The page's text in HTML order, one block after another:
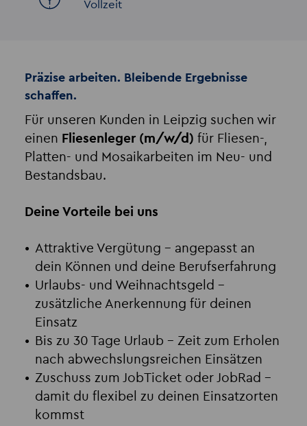
Vollzeit
Präzise arbeiten. Bleibende Ergebnisse
schaffen.
Für unseren Kunden in Leipzig suchen wir
einen Fliesenleger (m/w/d) für Fliesen-,
Platten- und Mosaikarbeiten im Neu- und
Bestandsbau.
Deine Vorteile bei uns
Attraktive Vergütung – angepasst an
dein Können und deine Berufserfahrung
Urlaubs- und Weihnachtsgeld –
zusätzliche Anerkennung für deinen
Einsatz
Bis zu 30 Tage Urlaub – Zeit zum Erholen
nach abwechslungsreichen Einsätzen
Zuschuss zum JobTicket oder JobRad –
damit du flexibel zu deinen Einsatzorten
kommst